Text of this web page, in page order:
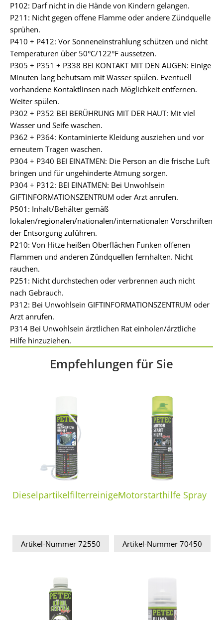
P102: Darf nicht in die Hände von Kindern gelangen.
P211: Nicht gegen offene Flamme oder andere Zündquelle
sprühen.
P410 + P412: Vor Sonneneinstrahlung schützen und nicht
Temperaturen über 50°C/122°F aussetzen.
P305 + P351 + P338 BEI KONTAKT MIT DEN AUGEN: Einige
Minuten lang behutsam mit Wasser spülen. Eventuell
vorhandene Kontaktlinsen nach Möglichkeit entfernen.
Weiter spülen.
P302 + P352 BEI BERÜHRUNG MIT DER HAUT: Mit viel
Wasser und Seife waschen.
P362 + P364: Kontaminierte Kleidung ausziehen und vor
erneutem Tragen waschen.
P304 + P340 BEI EINATMEN: Die Person an die frische Luft
bringen und für ungehinderte Atmung sorgen.
P304 + P312: BEI EINATMEN: Bei Unwohlsein
GIFTINFORMATIONSZENTRUM oder Arzt anrufen.
P501: Inhalt/Behälter gemäß
lokalen/regionalen/nationalen/internationalen Vorschriften
der Entsorgung zuführen.
P210: Von Hitze heißen Oberflächen Funken offenen
Flammen und anderen Zündquellen fernhalten. Nicht
rauchen.
P251: Nicht durchstechen oder verbrennen auch nicht
nach Gebrauch.
P312: Bei Unwohlsein GIFTINFORMATIONSZENTRUM oder
Arzt anrufen.
P314 Bei Unwohlsein ärztlichen Rat einholen/ärztliche
Hilfe hinzuziehen.
Empfehlungen für Sie
Dieselpartikelfilterreiniger
Artikel-Nummer 72550
Motorstarthilfe Spray
Artikel-Nummer 70450